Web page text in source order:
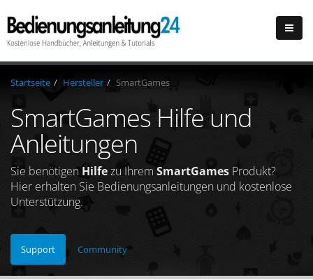
Startseite Hersteller SmartGames
SmartGames Hilfe und
Anleitungen
Sie benötigen Hilfezu Ihrem SmartGames Produkt?
Hier erhalten Sie Bedienungsanleitungen und kostenlose
Unterstützung.
Support Community